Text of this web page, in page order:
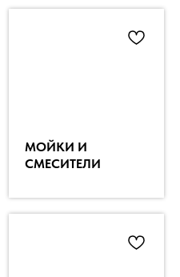
МОЙКИ И
СМЕСИТЕЛИ